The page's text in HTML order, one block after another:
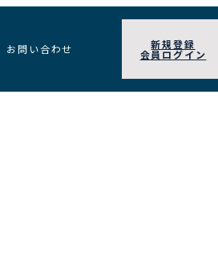
お問い合わせ 新規登録
会員ログイン